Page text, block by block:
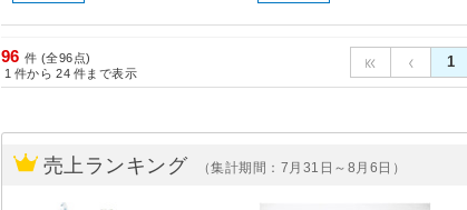
96 件 (全96点)
1 件から 24 件まで表示
1
売上ランキング （集計期間：7月31日～8月6日）